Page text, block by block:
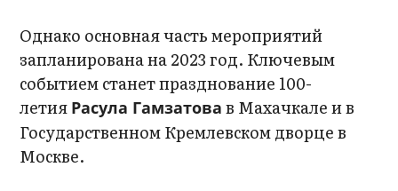
Однако основная часть мероприятий
запланирована на 2023 год. Ключевым
событием станет празднование 100-
летия Расула Гамзатова в Махачкале и в
Государственном Кремлевском дворце в
Москве.